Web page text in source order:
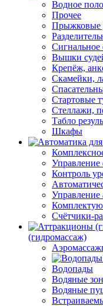
Водное поло
Прочее
Прыжковые
Cигнальное
Вышки
Крепёж,
Скамейки,
Стартовые
Стеллажи,
Табло
Шкафы
Управление
Контроль
Управление
Счётчики-
(гидромассаж)
Водопады
Водяные
Водяные